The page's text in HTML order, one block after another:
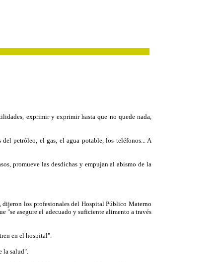
exprimir y exprimir hasta que no quede nada,
petróleo, el gas, el agua potable, los teléfonos... A
promueve las desdichas y empujan al abismo de la
los profesionales del Hospital Público Materno
"se asegure el adecuado y suficiente alimento a través
en el hospital".
la salud".